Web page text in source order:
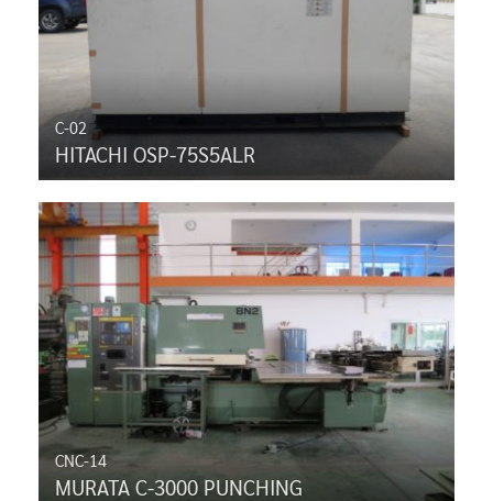
C-02
HITACHI OSP-75S5ALR
CNC-14
MURATA C-3000 PUNCHING